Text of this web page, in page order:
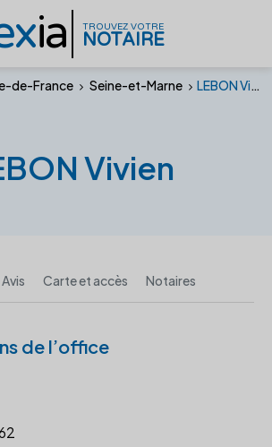
ia TROUVEZ VOTRE
NOTAIRE
de-France Seine-et-Marne LEBON Vivien
Vivien
Avis Carte et accès Notaires
de l’office